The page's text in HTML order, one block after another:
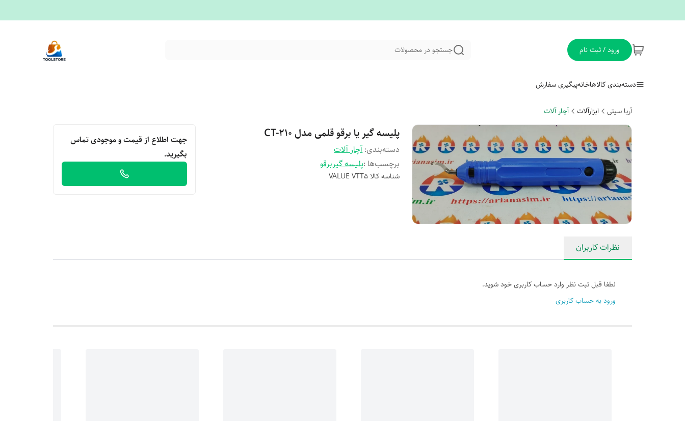
ورود / ثبت نام جستجو در محصولات
دسته‌بندی کالاهاخانهپیگیری سفارش
آریا سیتی ابزارآلات آچار آلات
پلیسه گیر یا برقو قلمی مدل CT-210
دسته‌بندی:آچار آلات
برچسب‌ها :پلیسه گیربرقو
شناسه کالا VALUE VTT5
جهت اطلاع از قیمت و موجودی تماس
بگیرید.
نظرات کاربران
لطفا قبل ثبت نظر وارد حساب کاربری خود شوید.
ورود به حساب کاربری